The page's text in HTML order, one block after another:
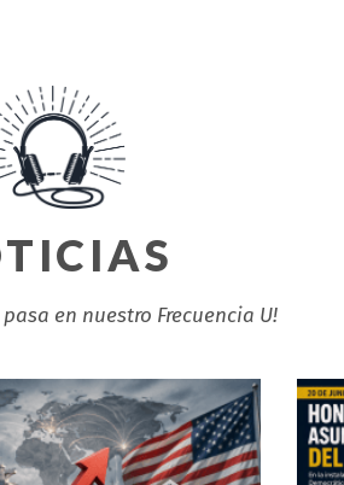
en nuestro Frecuencia U!